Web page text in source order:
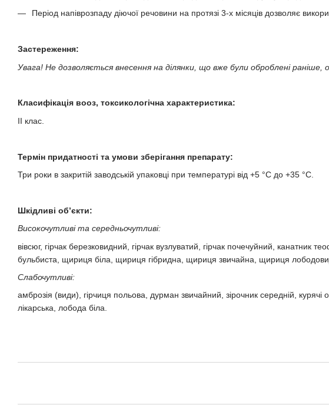
Період напіврозпаду діючої речовини на протязі 3-х місяців дозволяє
Застереження:
Увага! Не дозволяється внесення на ділянки, що вже були оброблені
Класифікація вооз, токсикологічна характеристика:
ІІ клас.
Термін придатності та умови зберігання препарату:
Три роки в закритій заводській упаковці при температурі від +5 °С до +35 °С.
Шкідливі об’єкти:
Високочутливі та середньочутливі:
вівсюг, гірчак березковидний, гірчак вузлуватий, гірчак почечуйний,
бульбиста, щириця біла, щириця гібридна, щириця звичайна, щириця
Слабочутливі:
амброзія (види), гірчиця польова, дурман звичайний, зірочник середній,
лікарська, лобода біла.